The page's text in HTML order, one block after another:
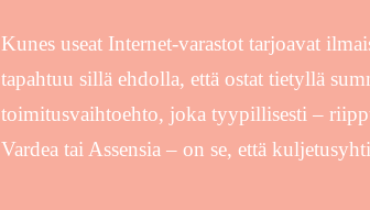
Kunes useat Internet-varastot tarjoavat
tapahtuu sillä ehdolla, että ostat tietyllä
toimitusvaihtoehto, joka tyypillisesti –
Vardea tai Assensia – on se, että